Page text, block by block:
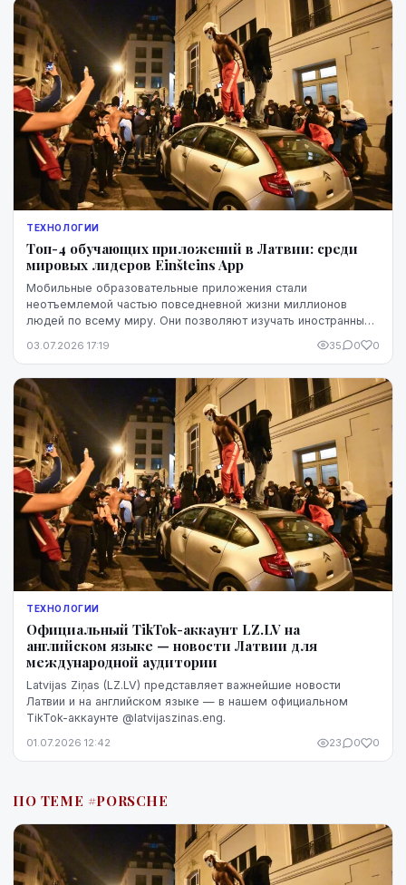
ТЕХНОЛОГИИ
Топ-4 обучающих приложений в Латвии: среди
мировых лидеров Einšteins App
Мобильные образовательные приложения стали
неотъемлемой частью повседневной жизни миллионов
людей по всему миру. Они позволяют изучать иностранные
03.07.2026 17:19 35 0 0
ТЕХНОЛОГИИ
Официальный TikTok-аккаунт LZ.LV на
английском языке — новости Латвии для
международной аудитории
Latvijas Ziņas (LZ.LV) представляет важнейшие новости
Латвии и на английском языке — в нашем официальном
TikTok-аккаунте @latvijaszinas.eng.
01.07.2026 12:42 23 0 0
ПО ТЕМЕ #PORSCHE